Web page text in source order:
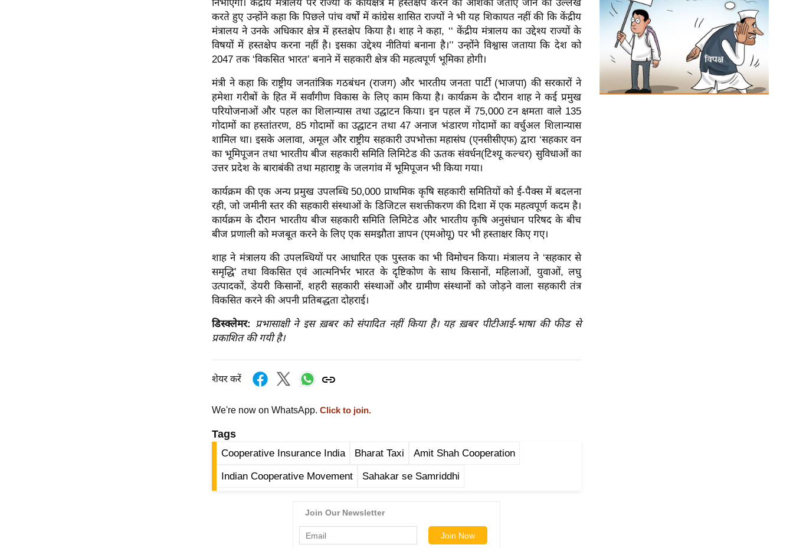
निभाएगा। केंद्रीय मंत्रालय पर राज्यों के कार्यक्षेत्र में हस्तक्षेप करने की आशंका जताए जाने का उल्लेख
करते हुए उन्होंने कहा कि पिछले पांच वर्षों में कांग्रेस शासित राज्यों ने भी यह शिकायत नहीं की कि केंद्रीय
मंत्रालय ने उनके अधिकार क्षेत्र में हस्तक्षेप किया है। शाह ने कहा, ‘‘ केंद्रीय मंत्रालय का उद्देश्य राज्यों के
विषयों में हस्तक्षेप करना नहीं है। इसका उद्देश्य नीतियां बनाना है।’’ उन्होंने विश्वास जताया कि देश को
2047 तक ‘विकसित भारत’ बनाने में सहकारी क्षेत्र की महत्वपूर्ण भूमिका होगी।
मंत्री ने कहा कि राष्ट्रीय जनतांत्रिक गठबंधन (राजग) और भारतीय जनता पार्टी (भाजपा) की सरकारों ने
हमेशा गरीबों के हित में सर्वांगीण विकास के लिए काम किया है। कार्यक्रम के दौरान शाह ने कई प्रमुख
परियोजनाओं और पहल का शिलान्यास तथा उद्घाटन किया। इन पहल में 75,000 टन क्षमता वाले 135
गोदामों का हस्तांतरण, 85 गोदामों का उद्घाटन तथा 47 अनाज भंडारण गोदामों का वर्चुअल शिलान्यास
शामिल था। इसके अलावा, अमूल और राष्ट्रीय सहकारी उपभोक्ता महासंघ (एनसीसीएफ) द्वारा ‘सहकार वन
का भूमिपूजन तथा भारतीय बीज सहकारी समिति लिमिटेड की ऊतक संवर्धन(टिश्यू कल्चर) सुविधाओं का
उत्तर प्रदेश के बाराबंकी तथा महाराष्ट्र के जलगांव में भूमिपूजन भी किया गया।
कार्यक्रम की एक अन्य प्रमुख उपलब्धि 50,000 प्राथमिक कृषि सहकारी समितियों को ई-पैक्स में बदलना
रही, जो जमीनी स्तर की सहकारी संस्थाओं के डिजिटल सशक्तीकरण की दिशा में एक महत्वपूर्ण कदम है।
कार्यक्रम के दौरान भारतीय बीज सहकारी समिति लिमिटेड और भारतीय कृषि अनुसंधान परिषद के बीच
बीज प्रणाली को मजबूत करने के लिए एक समझौता ज्ञापन (एमओयू) पर भी हस्ताक्षर किए गए।
शाह ने मंत्रालय की उपलब्धियों पर आधारित एक पुस्तक का भी विमोचन किया। मंत्रालय ने ‘सहकार से
समृद्धि’ तथा विकसित एवं आत्मनिर्भर भारत के दृष्टिकोण के साथ किसानों, महिलाओं, युवाओं, लघु
उत्पादकों, डेयरी किसानों, शहरी सहकारी संस्थाओं और ग्रामीण संस्थानों को जोड़ने वाला सहकारी तंत्र
विकसित करने की अपनी प्रतिबद्धता दोहराई।
डिस्क्लेमर: प्रभासाक्षी ने इस ख़बर को संपादित नहीं किया है। यह ख़बर पीटीआई-भाषा की फीड से
प्रकाशित की गयी है।
शेयर करें
We're now on WhatsApp. Click to join.
Tags
Cooperative Insurance India Bharat Taxi Amit Shah Cooperation
Indian Cooperative Movement Sahakar se Samriddhi